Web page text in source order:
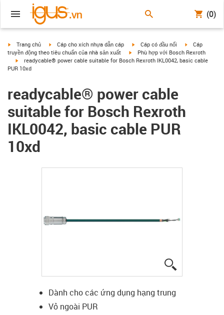
(0)
igus-icon-arrow-right
Trang chủ igus-icon-arrow-right
Cáp cho xích nhựa dẫn cáp igus-icon-arrow-right
Cáp có đầu nối igus-icon-
Cáp
truyền động theo tiêu chuẩn của nhà sản xuất
igus-icon-arrow-right
Phù hợp với Bosch Rexroth
igus-icon-arrow-right
readycable® power cable suitable for Bosch Rexroth IKL0042, basic cable
PUR 10xd
readycable® power cable
suitable for Bosch Rexroth
IKL0042, basic cable PUR
10xd
Dành cho các ứng dụng hạng trung
Vỏ ngoài PUR